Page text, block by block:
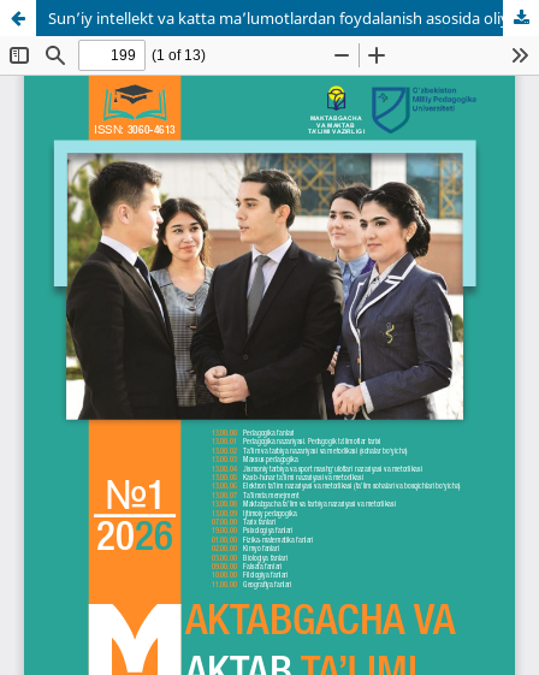
Sun’iy intellekt va katta ma’lumotlardan foydalanish asosida oliy ta’lim muassasalarida boshqaruv samaradorligini oshirish strategiyalari